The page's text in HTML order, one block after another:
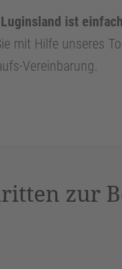
ist
mit Hilfe unseres
Vereinbarung.
zur